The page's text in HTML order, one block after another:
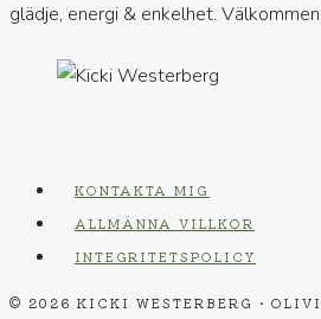
glädje, energi & enkelhet.
KONTAKTA MIG
ALLMÄNNA VILLKOR
INTEGRITETSPOLICY
© 2026 KICKI WESTERBERG •